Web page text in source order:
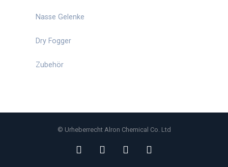
Nasse Gelenke
Dry Fogger
Zubehör
© Urheberrecht Alron Chemical Co. Ltd